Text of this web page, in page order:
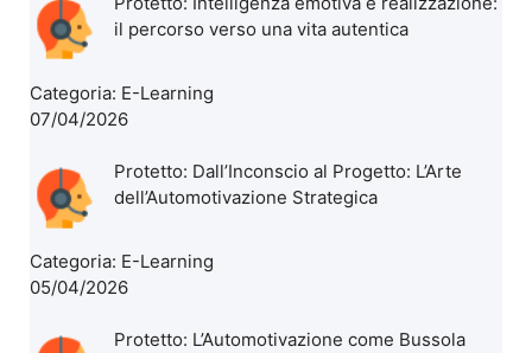
il percorso verso una vita autentica
Categoria: E-Learning
07/04/2026
Protetto: Dall’Inconscio al Progetto: L’Arte
dell’Automotivazione Strategica
Categoria: E-Learning
05/04/2026
Protetto: L’Automotivazione come Bussola